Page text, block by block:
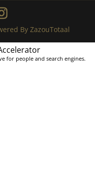
By ZazouTotaal
for people and search engines.